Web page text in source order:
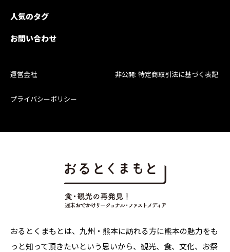
人気のタグ
お問い合わせ
運営会社 非公開: 特定商取引法に基づく表記
プライバシーポリシー
おるとくまもとは、九州・熊本に訪れる方に熊本の魅力をも
っと知って頂きたいという思いから、観光、食、文化、お祭